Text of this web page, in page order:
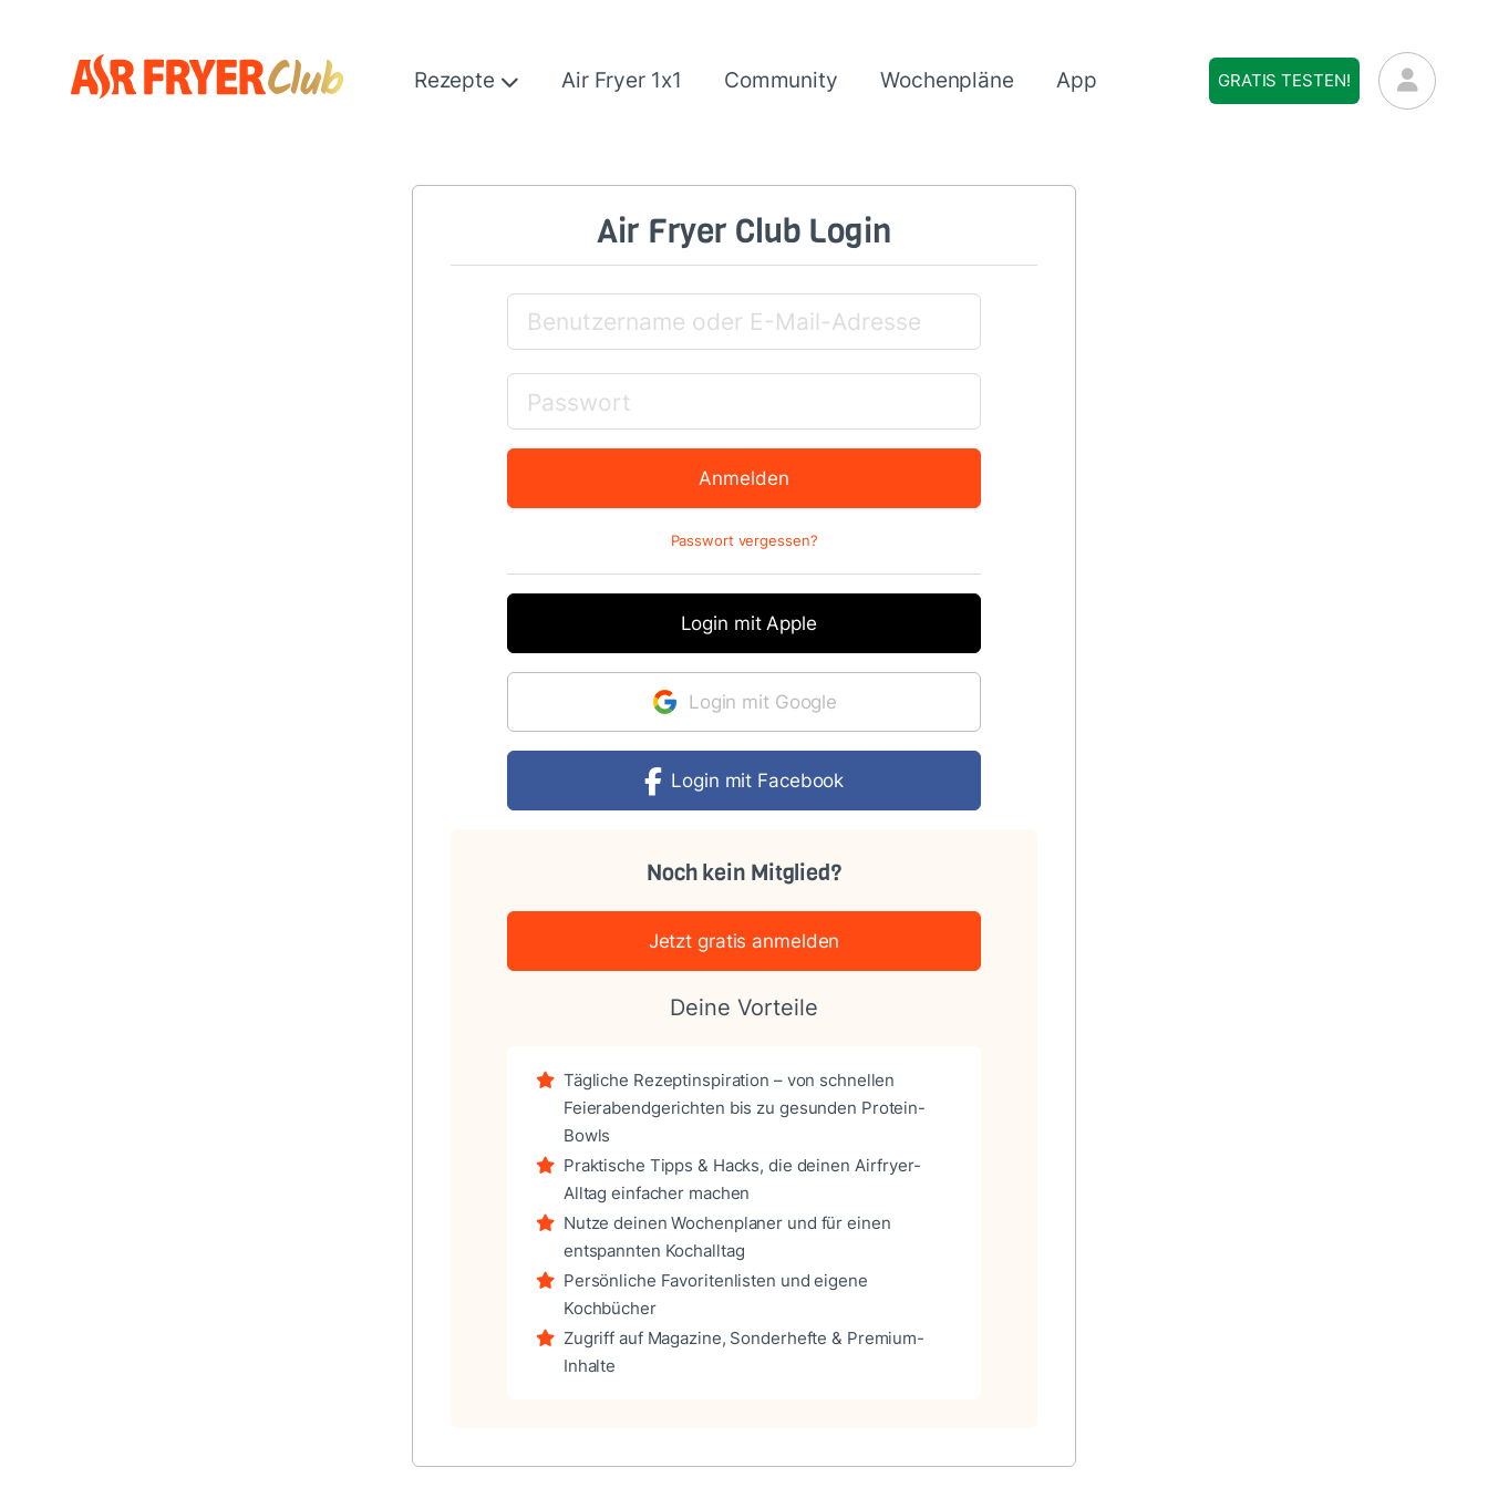
Rezepte Air Fryer 1x1 Community Wochenpläne App GRATIS TESTEN!
Air Fryer Club Login
Passwort vergessen?
Login mit Apple
Login mit Google
Login mit Facebook
Noch kein Mitglied?
Jetzt gratis anmelden
Deine Vorteile
Tägliche Rezeptinspiration – von schnellen
Feierabendgerichten bis zu gesunden Protein-
Bowls
Praktische Tipps & Hacks, die deinen Airfryer-
Alltag einfacher machen
Nutze deinen Wochenplaner und für einen
entspannten Kochalltag
Persönliche Favoritenlisten und eigene
Kochbücher
Zugriff auf Magazine, Sonderhefte & Premium-
Inhalte